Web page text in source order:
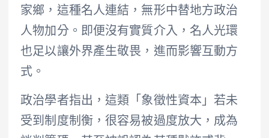
家鄉，這種名人連結，無形中替地方政治
人物加分。即便沒有實質介入，名人光環
也足以讓外界產生敬畏，進而影響互動方
式。
政治學者指出，這類「象徵性資本」若未
受到制度制衡，很容易被過度放大，成為